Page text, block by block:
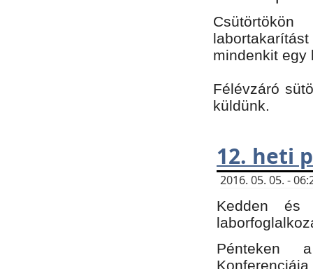
mindenkit
Félévzáró
küldünk.
12. heti
2016. 05. 05. -
Kedden és
Pénteken